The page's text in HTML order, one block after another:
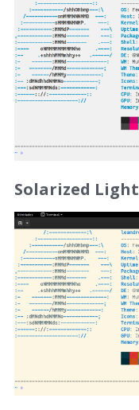
Solarized Light